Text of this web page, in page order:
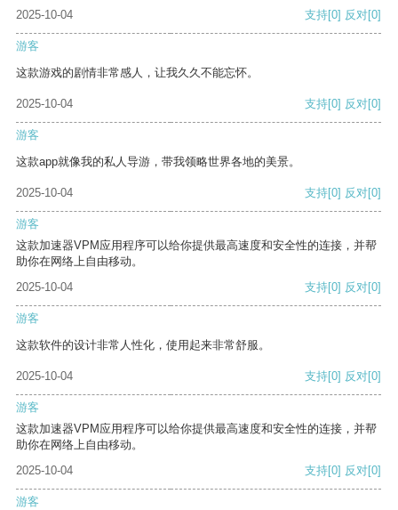
2025-10-04 支持[0] 反对[0]
游客
这款游戏的剧情非常感人，让我久久不能忘怀。
2025-10-04 支持[0] 反对[0]
游客
这款app就像我的私人导游，带我领略世界各地的美景。
2025-10-04 支持[0] 反对[0]
游客
这款加速器VPM应用程序可以给你提供最高速度和安全性的连接，并帮
助你在网络上自由移动。
2025-10-04
支持[0] 反对[0]
游客
这款软件的设计非常人性化，使用起来非常舒服。
2025-10-04 支持[0] 反对[0]
游客
这款加速器VPM应用程序可以给你提供最高速度和安全性的连接，并帮
助你在网络上自由移动。
2025-10-04
支持[0] 反对[0]
游客